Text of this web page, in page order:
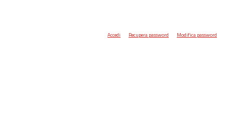
Accedi Recupera password Modifica password